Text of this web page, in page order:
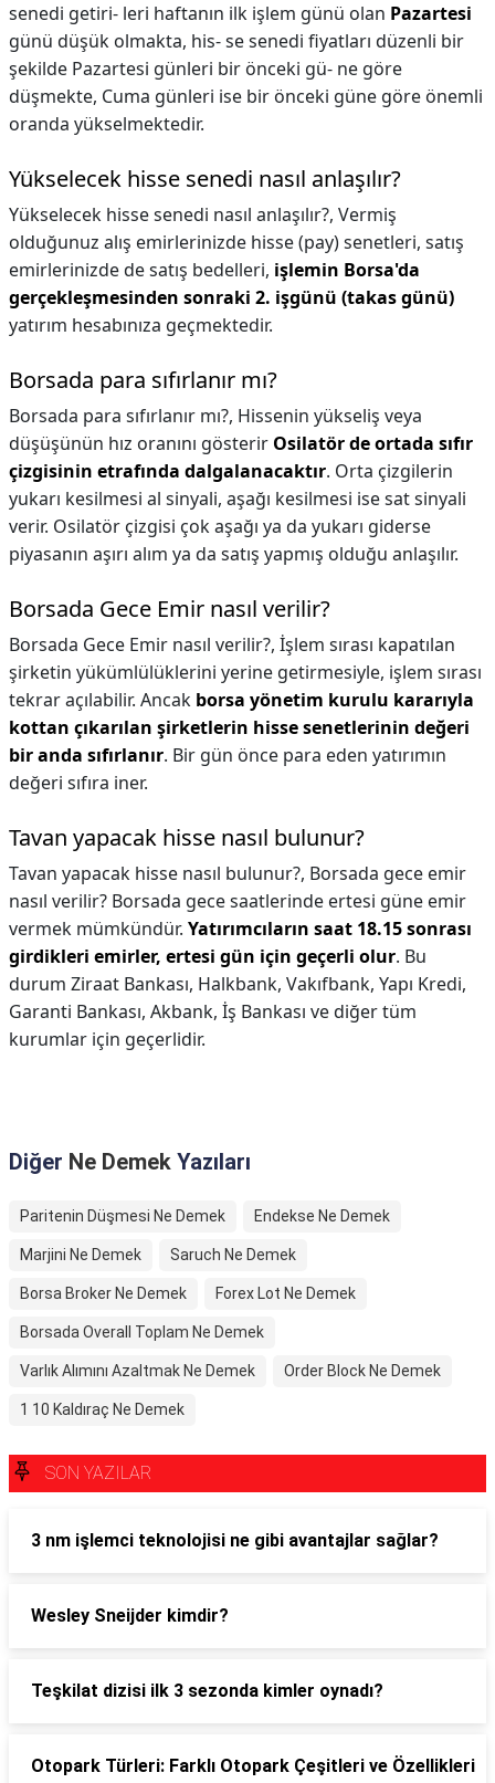
senedi getiri- leri haftanın ilk işlem günü olan Pazartesi
günü düşük olmakta, his- se senedi fiyatları düzenli bir
şekilde Pazartesi günleri bir önceki gü- ne göre
düşmekte, Cuma günleri ise bir önceki güne göre önemli
oranda yükselmektedir.
Yükselecek hisse senedi nasıl anlaşılır?
Yükselecek hisse senedi nasıl anlaşılır?, Vermiş
olduğunuz alış emirlerinizde hisse (pay) senetleri, satış
emirlerinizde de satış bedelleri, işlemin Borsa'da
gerçekleşmesinden sonraki 2. işgünü (takas günü)
yatırım hesabınıza geçmektedir.
Borsada para sıfırlanır mı?
Borsada para sıfırlanır mı?, Hissenin yükseliş veya
düşüşünün hız oranını gösterir Osilatör de ortada sıfır
çizgisinin etrafında dalgalanacaktır. Orta çizgilerin
yukarı kesilmesi al sinyali, aşağı kesilmesi ise sat sinyali
verir. Osilatör çizgisi çok aşağı ya da yukarı giderse
piyasanın aşırı alım ya da satış yapmış olduğu anlaşılır.
Borsada Gece Emir nasıl verilir?
Borsada Gece Emir nasıl verilir?, İşlem sırası kapatılan
şirketin yükümlülüklerini yerine getirmesiyle, işlem sırası
tekrar açılabilir. Ancak borsa yönetim kurulu kararıyla
kottan çıkarılan şirketlerin hisse senetlerinin değeri
bir anda sıfırlanır. Bir gün önce para eden yatırımın
değeri sıfıra iner.
Tavan yapacak hisse nasıl bulunur?
Tavan yapacak hisse nasıl bulunur?, Borsada gece emir
nasıl verilir? Borsada gece saatlerinde ertesi güne emir
vermek mümkündür. Yatırımcıların saat 18.15 sonrası
girdikleri emirler, ertesi gün için geçerli olur. Bu
durum Ziraat Bankası, Halkbank, Vakıfbank, Yapı Kredi,
Garanti Bankası, Akbank, İş Bankası ve diğer tüm
kurumlar için geçerlidir.
Diğer Ne Demek Yazıları
Paritenin Düşmesi Ne Demek Endekse Ne Demek
Marjini Ne Demek Saruch Ne Demek
Borsa Broker Ne Demek Forex Lot Ne Demek
Borsada Overall Toplam Ne Demek
Varlık Alımını Azaltmak Ne Demek Order Block Ne Demek
1 10 Kaldıraç Ne Demek
SON YAZILAR
3 nm işlemci teknolojisi ne gibi avantajlar sağlar?
Wesley Sneijder kimdir?
Teşkilat dizisi ilk 3 sezonda kimler oynadı?
Otopark Türleri: Farklı Otopark Çeşitleri ve Özellikleri